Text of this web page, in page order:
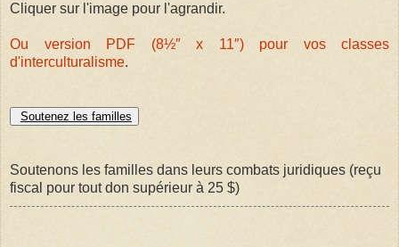
Cliquer sur l'image pour l'agrandir.
Ou version PDF (8½″ x 11″) pour vos classes
d'interculturalisme.
Soutenez les familles
Soutenons les familles dans leurs combats juridiques (reçu
fiscal pour tout don supérieur à 25 $)